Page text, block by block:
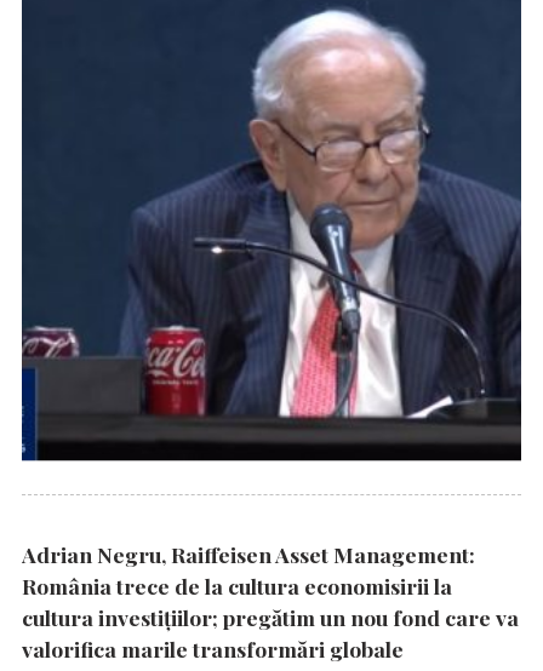
Adrian Negru, Raiffeisen Asset Management:
România trece de la cultura economisirii la
cultura investițiilor; pregătim un nou fond care va
valorifica marile transformări globale